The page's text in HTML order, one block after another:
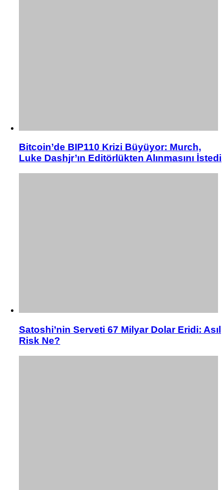
Bitcoin’de BIP110 Krizi Büyüyor: Murch,
Luke Dashjr’ın Editörlükten Alınmasını İstedi
Satoshi’nin Serveti 67 Milyar Dolar Eridi: Asıl
Risk Ne?